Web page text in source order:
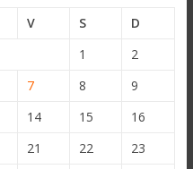
V S
D
1
2
7 8
9
14 15
16
21 22
23